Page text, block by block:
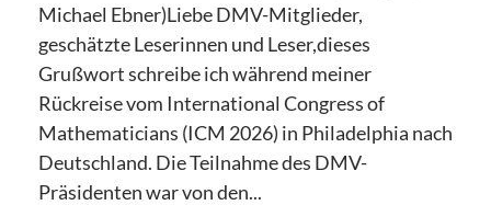
Michael Ebner)Liebe DMV-Mitglieder,
geschätzte Leserinnen und Leser,dieses
Grußwort schreibe ich während meiner
Rückreise vom International Congress of
Mathematicians (ICM 2026) in Philadelphia nach
Deutschland. Die Teilnahme des DMV-
Präsidenten war von den...